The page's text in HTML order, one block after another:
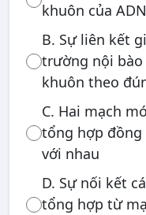
khuôn của
B. Sự liên kết
trường nội bào
khuôn theo
C. Hai mạch
tổng hợp
với nhau
D. Sự nối kết
tổng hợp từ